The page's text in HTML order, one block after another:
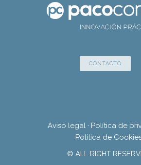
CONTACTO
Aviso legal · Política de
Política de
© ALL RIGHT